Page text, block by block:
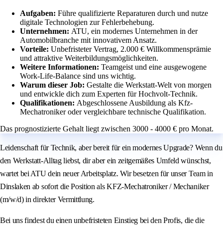
Aufgaben: Führe qualifizierte Reparaturen durch und nutze
digitale Technologien zur Fehlerbehebung.
Unternehmen: ATU, ein modernes Unternehmen in der
Automobilbranche mit innovativem Ansatz.
Vorteile: Unbefristeter Vertrag, 2.000 € Willkommensprämie
und attraktive Weiterbildungsmöglichkeiten.
Weitere Informationen: Teamgeist und eine ausgewogene
Work-Life-Balance sind uns wichtig.
Warum dieser Job: Gestalte die Werkstatt-Welt von morgen
und entwickle dich zum Experten für Hochvolt-Technik.
Qualifikationen: Abgeschlossene Ausbildung als Kfz-
Mechatroniker oder vergleichbare technische Qualifikation.
Das prognostizierte Gehalt liegt zwischen 3000 - 4000 € pro Monat.
Leidenschaft für Technik, aber bereit für ein modernes Upgrade? Wenn du
den Werkstatt-Alltag liebst, dir aber ein zeitgemäßes Umfeld wünschst,
wartet bei ATU dein neuer Arbeitsplatz. Wir besetzen für unser Team in
Dinslaken ab sofort die Position als KFZ-Mechatroniker / Mechaniker
(m/w/d) in direkter Vermittlung.
Bei uns findest du einen unbefristeten Einstieg bei den Profis, die die